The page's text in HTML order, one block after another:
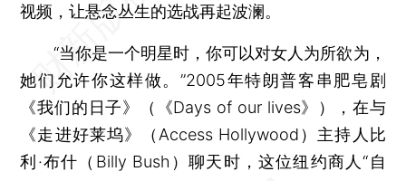
视频，让悬念丛生的选战再起波澜。
“当你是一个明星时，你可以对女人为所欲为，
她们允许你这样做。”2005年特朗普客串肥皂剧
《我们的日子》（《Days of our lives》），在与
《走进好莱坞》（Access Hollywood）主持人比
利·布什（Billy Bush）聊天时，这位纽约商人“自